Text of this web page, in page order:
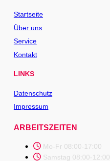
Startseite
Über uns
Service
Kontakt
LINKS
Datenschutz
Impressum
ARBEITSZEITEN
Mo-Fr 08:00-17:00
Samstag 08:00-12:00